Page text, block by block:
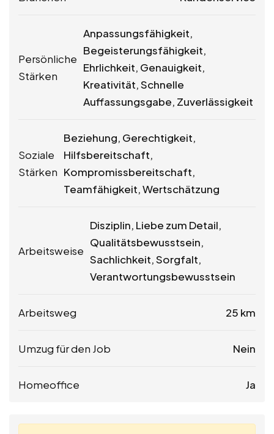
Persönliche
Stärken
Anpassungsfähigkeit,
Begeisterungsfähigkeit,
Ehrlichkeit, Genauigkeit,
Kreativität, Schnelle
Auffassungsgabe, Zuverlässigkeit
Soziale
Stärken
Beziehung, Gerechtigkeit,
Hilfsbereitschaft,
Kompromissbereitschaft,
Teamfähigkeit, Wertschätzung
Arbeitsweise
Disziplin, Liebe zum Detail,
Qualitätsbewusstsein,
Sachlichkeit, Sorgfalt,
Verantwortungsbewusstsein
Arbeitsweg 25 km
Umzug für den Job Nein
Homeoffice Ja